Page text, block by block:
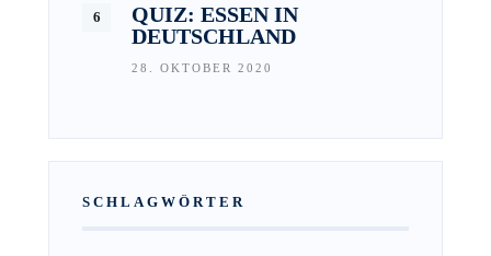
QUIZ: ESSEN IN
DEUTSCHLAND
28. OKTOBER 2020
SCHLAGWÖRTER